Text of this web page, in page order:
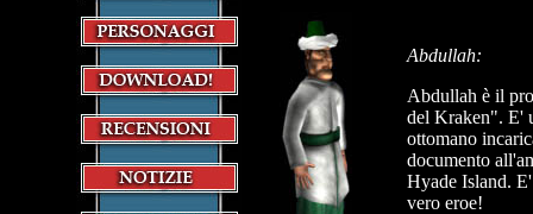
Abdullah:
Abdullah è il
del Kraken". E'
ottomano
documento
Hyade Island.
vero eroe!